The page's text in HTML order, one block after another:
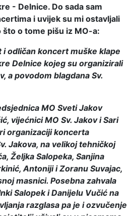
- Delnice. Do sada sam
i uvijek su mi ostavljali
što o tome pišu iz MO-a:
i odličan koncert muške klape
Delnice kojeg su organizirali
a povodom blagdana Sv.
MO Sveti Jakov
vijećnici MO Sv. Jakov i Sari
organizaciji koncerta
Jakova, na velikoj tehničkoj
Željka Salopeka, Sanjina
Antoniji i Zoranu Suvajac,
masnici. Posebna zahvala
Salopek i Danijelu Vučić na
razglasa pa je i ozvučenje